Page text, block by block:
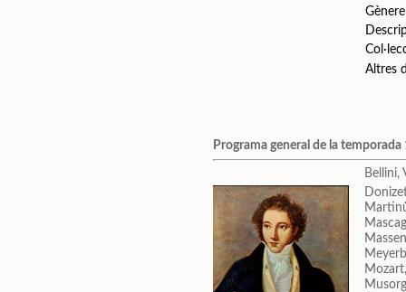
Gènere
Altres
Programa general de la
Bellini,